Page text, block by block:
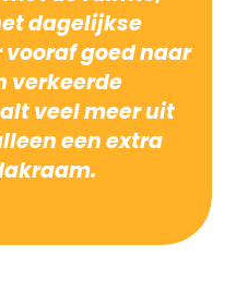
dagelijkse
goed naar
verkeerde
veel meer uit
een extra